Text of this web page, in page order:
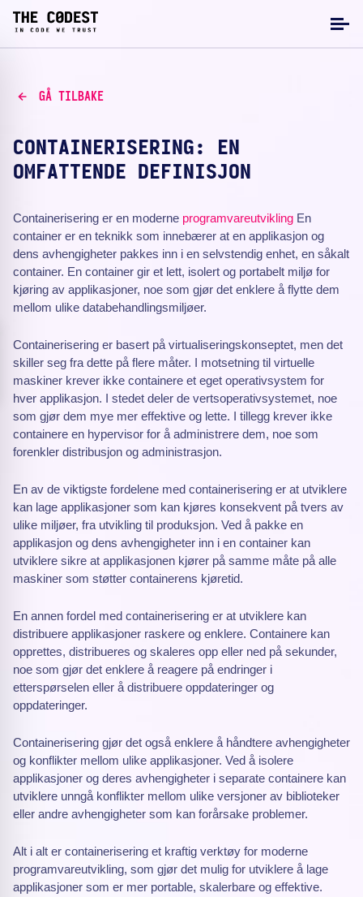
GÅ TILBAKE
CONTAINERISERING: EN
OMFATTENDE DEFINISJON
Containerisering er en moderne programvareutvikling En
container er en teknikk som innebærer at en applikasjon og
dens avhengigheter pakkes inn i en selvstendig enhet, en såkalt
container. En container gir et lett, isolert og portabelt miljø for
kjøring av applikasjoner, noe som gjør det enklere å flytte dem
mellom ulike databehandlingsmiljøer.
Containerisering er basert på virtualiseringskonseptet, men det
skiller seg fra dette på flere måter. I motsetning til virtuelle
maskiner krever ikke containere et eget operativsystem for
hver applikasjon. I stedet deler de vertsoperativsystemet, noe
som gjør dem mye mer effektive og lette. I tillegg krever ikke
containere en hypervisor for å administrere dem, noe som
forenkler distribusjon og administrasjon.
En av de viktigste fordelene med containerisering er at utviklere
kan lage applikasjoner som kan kjøres konsekvent på tvers av
ulike miljøer, fra utvikling til produksjon. Ved å pakke en
applikasjon og dens avhengigheter inn i en container kan
utviklere sikre at applikasjonen kjører på samme måte på alle
maskiner som støtter containerens kjøretid.
En annen fordel med containerisering er at utviklere kan
distribuere applikasjoner raskere og enklere. Containere kan
opprettes, distribueres og skaleres opp eller ned på sekunder,
noe som gjør det enklere å reagere på endringer i
etterspørselen eller å distribuere oppdateringer og
oppdateringer.
Containerisering gjør det også enklere å håndtere avhengigheter
og konflikter mellom ulike applikasjoner. Ved å isolere
applikasjoner og deres avhengigheter i separate containere kan
utviklere unngå konflikter mellom ulike versjoner av biblioteker
eller andre avhengigheter som kan forårsake problemer.
Alt i alt er containerisering et kraftig verktøy for moderne
programvareutvikling, som gjør det mulig for utviklere å lage
applikasjoner som er mer portable, skalerbare og effektive.